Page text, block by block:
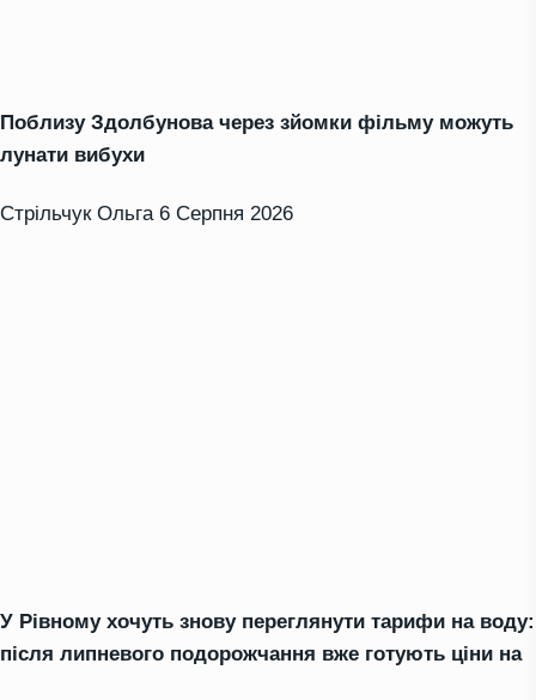
Поблизу Здолбунова через зйомки фільму можуть
лунати вибухи
Стрільчук Ольга 6 Серпня 2026
У Рівному хочуть знову переглянути тарифи на воду:
після липневого подорожчання вже готують ціни на